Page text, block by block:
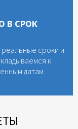
В СРОК
реальные сроки и
к
датам.